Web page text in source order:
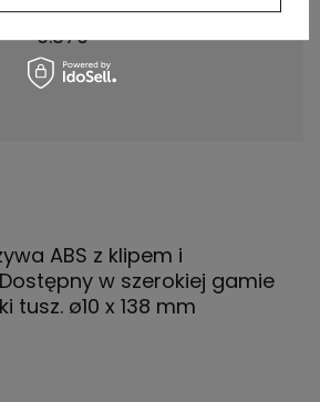
9.370
ABS z klipem i
w szerokiej gamie
tusz. ø10 x 138 mm